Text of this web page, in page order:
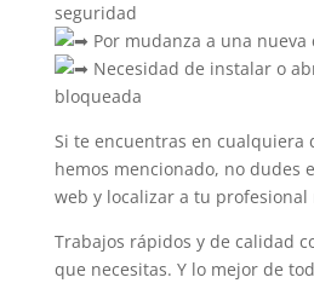
seguridad
Por mudanza a una nueva
Necesidad de instalar o
bloqueada
Si te encuentras en cualquiera
hemos mencionado, no dudes
web y localizar a tu profesional
Trabajos rápidos y de calidad
que necesitas. Y lo mejor de